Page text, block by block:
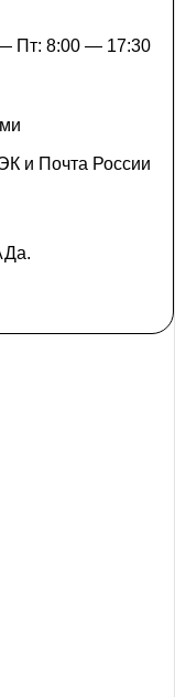
Пт: 8:00 — 17:30
и Почта России